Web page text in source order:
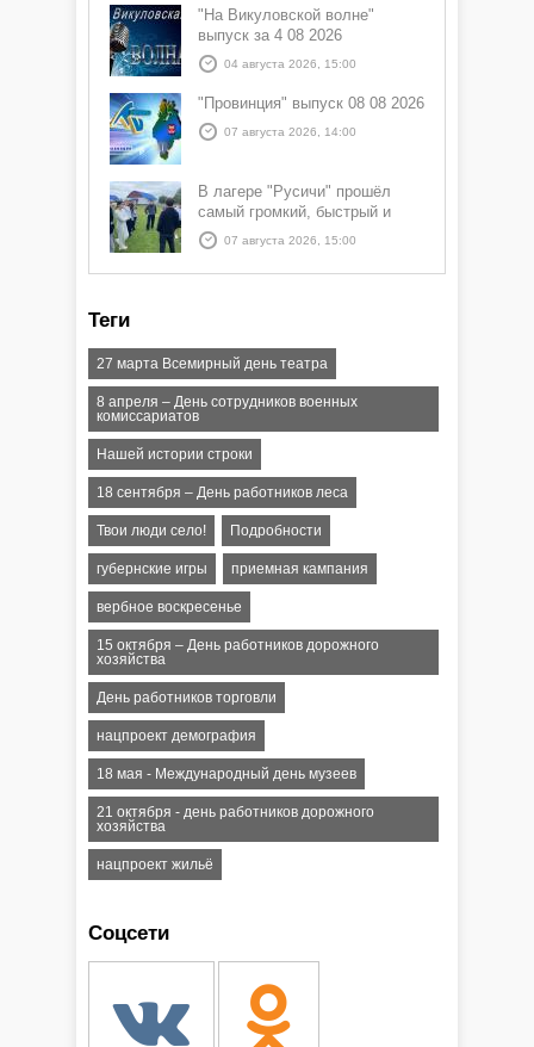
"На Викуловской волне"
выпуск за 4 08 2026
04 августа 2026, 15:00
"Провинция" выпуск 08 08 2026
07 августа 2026, 14:00
В лагере "Русичи" прошёл
самый громкий, быстрый и
азартный час дня — Спортчас
07 августа 2026, 15:00
Теги
27 марта Всемирный день театра
8 апреля – День сотрудников военных
комиссариатов
Нашей истории строки
18 сентября – День работников леса
Твои люди село! Подробности
губернские игры приемная кампания
вербное воскресенье
15 октября – День работников дорожного
хозяйства
День работников торговли
нацпроект демография
18 мая - Международный день музеев
21 октября - день работников дорожного
хозяйства
нацпроект жильё
Соцсети